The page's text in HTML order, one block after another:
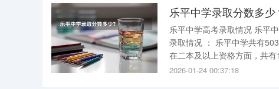
乐平中学录取分数多少
乐平中学高考录取情况 乐平中学在高考录取方面表现出色，不同年份均有显著成绩 。 2022年高考
录取情况 ： 乐平中学共有503人达到一本线，显示出该校学生在高考中的扎实基础和优秀表现。
在二本及以上资格方面，共有
方面，472人成功考入一本高
2026-01-24 00:37:18